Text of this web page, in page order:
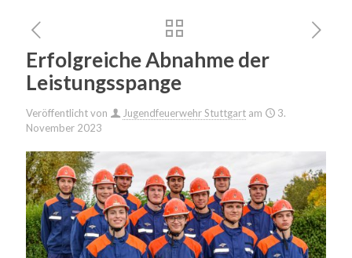
Erfolgreiche Abnahme der
Leistungsspange
Veröffentlicht von Jugendfeuerwehr Stuttgart am
3.
November 2023